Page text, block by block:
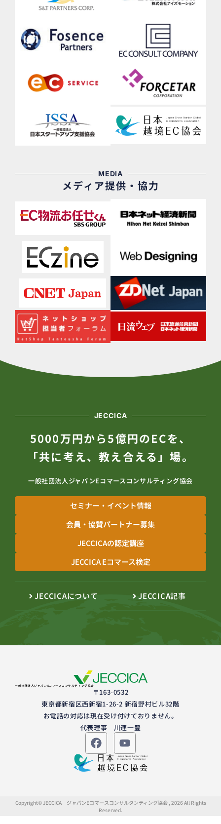
MEDIA
メディア提供・協力
JECCICA
5000万円から5億円のECを、
「共に考え、教え合える」場。
一般社団法人ジャパンEコマースコンサルティング協会
セミナー・イベント情報
会員・協賛パートナー募集
JECCICAの認定講座
JECCICA Eコマース検定
JECCICAについて JECCICA記事
一般社団法人ジャパンEコマースコンサルティング協会
〒163-0532
東京都新宿区西新宿1-26-2 新宿野村ビル32階
お電話の対応は現在受け付けておりません。
代表理事 川連一豊
Copyright© JECCICA ジャパンEコマースコンサルタンティング協会 , 2026 All Rights
Reserved.